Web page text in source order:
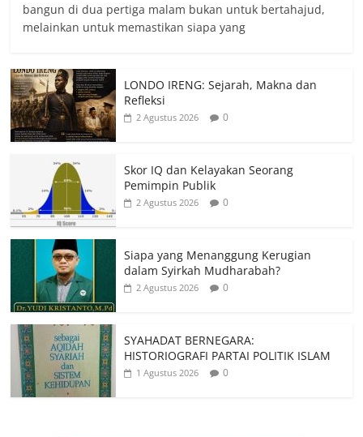
bangun di dua pertiga malam bukan untuk bertahajud,
melainkan untuk memastikan siapa yang
LONDO IRENG: Sejarah, Makna dan
Refleksi
2 Agustus 2026 0
Skor IQ dan Kelayakan Seorang
Pemimpin Publik
2 Agustus 2026 0
Siapa yang Menanggung Kerugian
dalam Syirkah Mudharabah?
2 Agustus 2026 0
SYAHADAT BERNEGARA:
HISTORIOGRAFI PARTAI POLITIK ISLAM
1 Agustus 2026 0